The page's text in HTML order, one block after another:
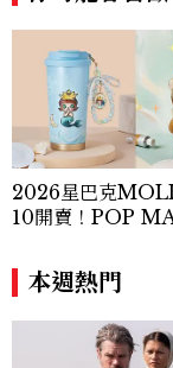
2026星巴克
10開賣！POP
次看
本週熱門